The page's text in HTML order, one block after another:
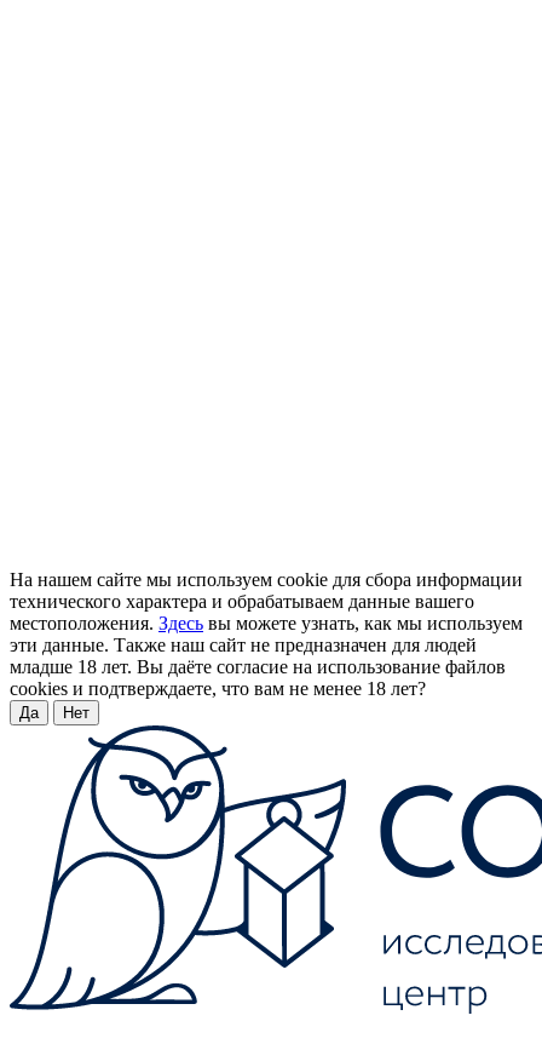
На нашем сайте мы используем cookie для сбора информации
технического характера и обрабатываем данные вашего
местоположения. Здесь вы можете узнать, как мы используем
эти данные. Также наш сайт не предназначен для людей
младше 18 лет. Вы даёте согласие на использование файлов
cookies и подтверждаете, что вам не менее 18 лет?
Да Нет